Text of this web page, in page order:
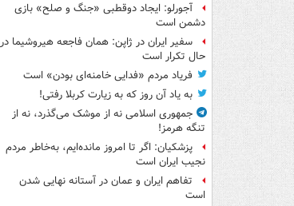
آجورلو: ایجاد دوقطبی «جنگ و صلح‌» بازی
دشمن است
سفیر ایران در ژاپن: همان فاجعه هیروشیما در
حال تکرار است
فریاد مردم «فدایی خامنه‌ای بودن» است
به یاد آن روز که به زیارت کربلا رفتی!
جمهوری اسلامی نه از موشک می‌گذرد، نه از
تنگه هرمز!
پزشکیان: اگر تا امروز مانده‌ایم، به‌خاطر مردم
نجیب ایران است
تفاهم ایران و عمان در آستانه نهایی شدن
است